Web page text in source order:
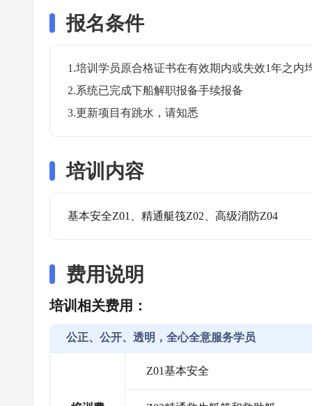
报名条件
1.培训学员原合格证书在有效期内或失效1年之内
2.系统已完成下船解职报备手续报备
3.更新项目有跳水，请知悉
培训内容
基本安全Z01、精通艇筏Z02、高级消防Z04
费用说明
培训相关费用：
公正、公开、透明，全心全意服务学员
Z01基本安全